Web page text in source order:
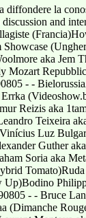
Vairani aka Vjlola (Inanimals)Enzo Varriale aka ZenoEugenio Degli Innocenti aka Gotudedisco (Lab9)Fabiano Bellisario aka Kooter (Visualcircus Dvision)Fabio Anile aka EterogeneoFabio Alvino aka Oniride ([on]iride)Fabio Angelini aka Designhardkore (Drastic Beat) VIA DEL VERANO, 39 - 00185 ROMA - PH.:+39 06 78147301 - FAX:+39 06 78390805 - - Fabrizio De Santis aka Zeromenozero (Visualcircus Dvision)Federica Mason aka GistoFederico Ortica aka Mac_dFederico Esposito (Ur)Ferdinando Manetta aka Fernandez Manetta (Hybrid Tomato)Filippo Paolini aka OkapiFlavio Rivabella aka Dbpit (Dbpit & Xxena)Flavio Rivabella aka Dbpit & Xxena (Dbpit & Xxena)Flavio Costa aka Flaviar (More*tv*v)Francesca Gollo aka Frah (Aye Aye)Francesca Fini aka FrancescafniFrancesco Sarcone aka Sarc:o (Torafugu)Francesco Fantoni aka LpmtFrancesco Iezzi aka FrankFrancesco De Luca aka Toyboy (Zombiebrothers)Francesco Rosati aka Franz RosatiFred Ernesto Maida aka Ernsto (Neocortex)Fulvio Rifuggio aka Omoklasta (Complessino Omovazka)Fulvio Panunzio aka F77 (The Yellow Sound Project)Gaetano Zaccaria aka Zgurt (The Trashers)Gerardo Marmo aka C_luster